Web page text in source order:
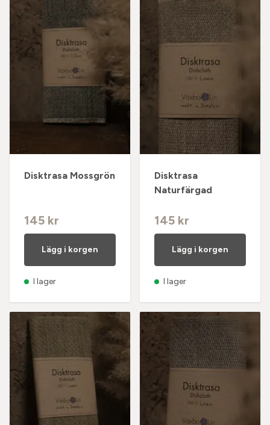
Disktrasa Mossgrön
145 kr
Lägg i korgen
I lager
Disktrasa
Naturfärgad
145 kr
Lägg i korgen
I lager